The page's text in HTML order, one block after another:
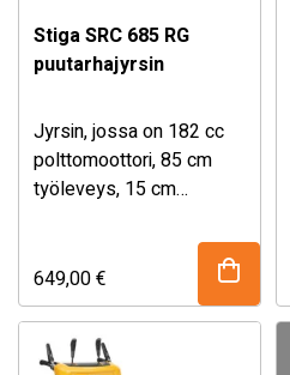
Stiga SRC 685 RG
puutarhajyrsin
Jyrsin, jossa on 182 cc
polttomoottori, 85 cm
työleveys, 15 cm
metalliroottoria ja yksi
kuljetuspyörä edessä.
649,00€